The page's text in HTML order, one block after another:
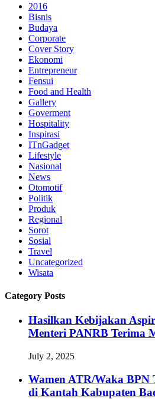
2016
Bisnis
Budaya
Corporate
Cover Story
Ekonomi
Entrepreneur
Fensui
Food and Health
Gallery
Goverment
Hospitality
Inspirasi
ITnGadget
Lifestyle
Nasional
News
Otomotif
Politik
Produk
Regional
Sorot
Sosial
Travel
Uncategorized
Wisata
Category Posts
Hasilkan Kebijakan
Menteri PANRB Terima
July 2, 2025
Wamen ATR/Waka
di Kantah Kabupaten